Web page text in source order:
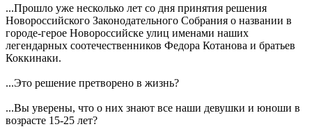
...Прошло уже несколько лет со дня принятия решения
Новороссийского Законодательного Собрания о названии в
городе-герое Новороссийске улиц именами наших
легендарных соотечественников Федора Котанова и братьев
Коккинаки.
...Это решение претворено в жизнь?
...Вы уверены, что о них знают все наши девушки и юноши в
возрасте 15-25 лет?